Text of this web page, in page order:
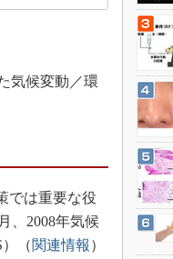
気候変動／環
では重要な役
、2008年気候
（関連情報 ）